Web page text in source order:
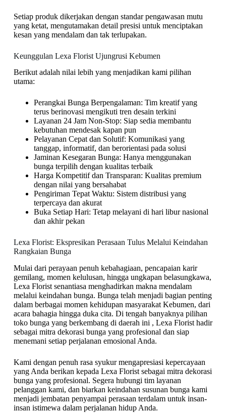
Setiap produk dikerjakan dengan standar pengawasan mutu
yang ketat, mengutamakan detail presisi untuk menciptakan
kesan yang mendalam dan tak terlupakan.
Keunggulan Lexa Florist Ujungrusi Kebumen
Berikut adalah nilai lebih yang menjadikan kami pilihan
utama:
Perangkai Bunga Berpengalaman: Tim kreatif yang
terus berinovasi mengikuti tren desain terkini
Layanan 24 Jam Non-Stop: Siap sedia membantu
kebutuhan mendesak kapan pun
Pelayanan Cepat dan Solutif: Komunikasi yang
tanggap, informatif, dan berorientasi pada solusi
Jaminan Kesegaran Bunga: Hanya menggunakan
bunga terpilih dengan kualitas terbaik
Harga Kompetitif dan Transparan: Kualitas premium
dengan nilai yang bersahabat
Pengiriman Tepat Waktu: Sistem distribusi yang
terpercaya dan akurat
Buka Setiap Hari: Tetap melayani di hari libur nasional
dan akhir pekan
Lexa Florist: Ekspresikan Perasaan Tulus Melalui Keindahan
Rangkaian Bunga
Mulai dari perayaan penuh kebahagiaan, pencapaian karir
gemilang, momen kelulusan, hingga ungkapan belasungkawa,
Lexa Florist senantiasa menghadirkan makna mendalam
melalui keindahan bunga. Bunga telah menjadi bagian penting
dalam berbagai momen kehidupan masyarakat Kebumen, dari
acara bahagia hingga duka cita. Di tengah banyaknya pilihan
toko bunga yang berkembang di daerah ini , Lexa Florist hadir
sebagai mitra dekorasi bunga yang profesional dan siap
menemani setiap perjalanan emosional Anda.
Kami dengan penuh rasa syukur mengapresiasi kepercayaan
yang Anda berikan kepada Lexa Florist sebagai mitra dekorasi
bunga yang profesional. Segera hubungi tim layanan
pelanggan kami, dan biarkan keindahan susunan bunga kami
menjadi jembatan penyampai perasaan terdalam untuk insan-
insan istimewa dalam perjalanan hidup Anda.